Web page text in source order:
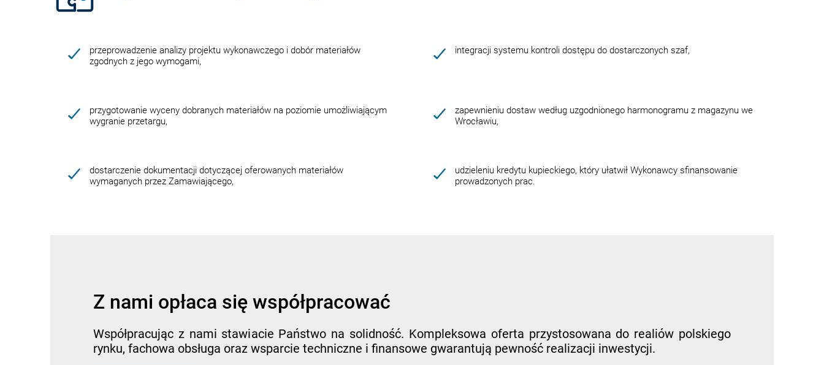
przeprowadzenie analizy projektu wykonawczego i dobór materiałów
zgodnych z jego wymogami,
integracji systemu kontroli dostępu do dostarczonych szaf,
przygotowanie wyceny dobranych materiałów na poziomie umożliwiającym
wygranie przetargu,
zapewnieniu dostaw według uzgodnionego harmonogramu z magazynu we
Wrocławiu,
dostarczenie dokumentacji dotyczącej oferowanych materiałów
wymaganych przez Zamawiającego,
udzieleniu kredytu kupieckiego, który ułatwił Wykonawcy sfinansowanie
prowadzonych prac.
Z nami opłaca się współpracować
Współpracując z nami stawiacie Państwo na solidność. Kompleksowa oferta przystosowana do realiów polskiego
rynku, fachowa obsługa oraz wsparcie techniczne i finansowe gwarantują pewność realizacji inwestycji.